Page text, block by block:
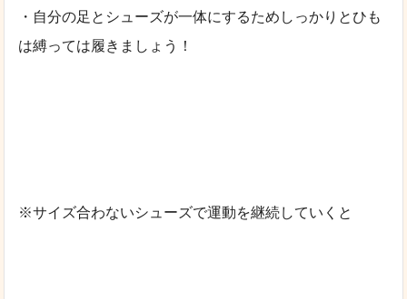
・自分の足とシューズが一体にするためしっかりとひも
は縛っては履きましょう！
※サイズ合わないシューズで運動を継続していくと